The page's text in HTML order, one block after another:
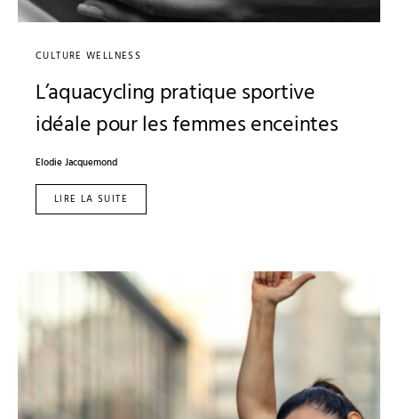
CULTURE WELLNESS
L’aquacycling pratique sportive
idéale pour les femmes enceintes
Elodie Jacquemond
LIRE LA SUITE